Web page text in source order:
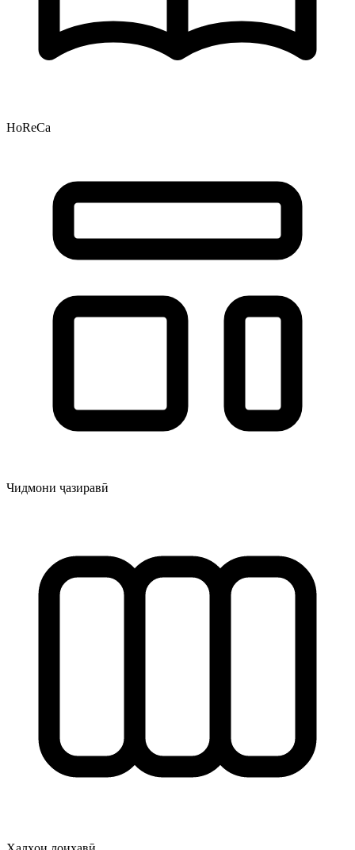
HoReCa
Чидмони ҷазиравӣ